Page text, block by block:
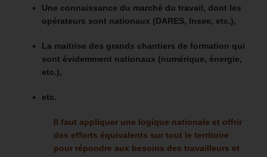
Une connaissance du marché du travail, dont les
opérateurs sont nationaux (DARES, Insee, etc.),
La maitrise des grands chantiers de formation qui
sont évidemment nationaux (numérique, énergie,
etc.),
etc.
Il faut appliquer une logique nationale et offrir
des efforts équivalents sur tout le territoire
pour répondre aux besoins des travailleurs et